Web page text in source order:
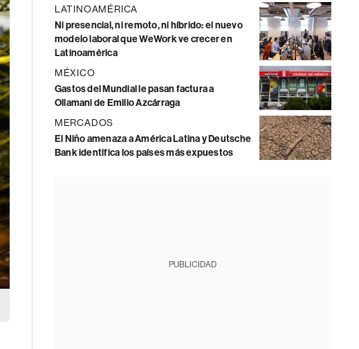
LATINOAMÉRICA
Ni presencial, ni remoto, ni híbrido: el nuevo
modelo laboral que WeWork ve crecer en
Latinoamérica
MÉXICO
Gastos del Mundial le pasan factura a
Ollamani de Emilio Azcárraga
MERCADOS
El Niño amenaza a América Latina y Deutsche
Bank identifica los países más expuestos
PUBLICIDAD